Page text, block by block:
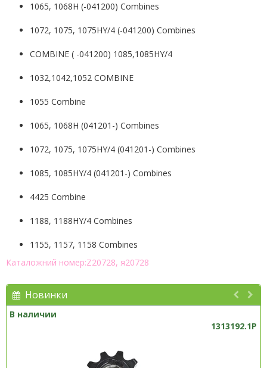
1065, 1068H (-041200) Combines
1072, 1075, 1075HY/4 (-041200) Combines
COMBINE ( -041200) 1085,1085HY/4
1032,1042,1052 COMBINE
1055 Combine
1065, 1068H (041201-) Combines
1072, 1075, 1075HY/4 (041201-) Combines
1085, 1085HY/4 (041201-) Combines
4425 Combine
1188, 1188HY/4 Combines
1155, 1157, 1158 Combines
Каталожний номер:Z20728, я20728
Новинки
В наличии
1313192.1P